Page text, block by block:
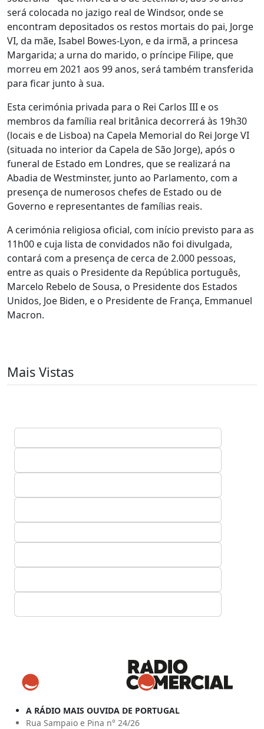
será colocada no jazigo real de Windsor, onde se
encontram depositados os restos mortais do pai, Jorge
VI, da mãe, Isabel Bowes-Lyon, e da irmã, a princesa
Margarida; a urna do marido, o príncipe Filipe, que
morreu em 2021 aos 99 anos, será também transferida
para ficar junto à sua.
Esta cerimónia privada para o Rei Carlos III e os
membros da família real britânica decorrerá às 19h30
(locais e de Lisboa) na Capela Memorial do Rei Jorge VI
(situada no interior da Capela de São Jorge), após o
funeral de Estado em Londres, que se realizará na
Abadia de Westminster, junto ao Parlamento, com a
presença de numerosos chefes de Estado ou de
Governo e representantes de famílias reais.
A cerimónia religiosa oficial, com início previsto para as
11h00 e cuja lista de convidados não foi divulgada,
contará com a presença de cerca de 2.000 pessoas,
entre as quais o Presidente da República português,
Marcelo Rebelo de Sousa, o Presidente dos Estados
Unidos, Joe Biden, e o Presidente de França, Emmanuel
Macron.
Mais Vistas
A RÁDIO MAIS OUVIDA DE PORTUGAL
Rua Sampaio e Pina n° 24/26